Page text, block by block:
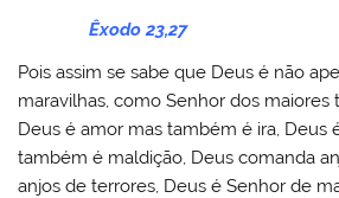
Êxodo 23,27
Pois assim se sabe que Deus é não
maravilhas, como Senhor dos maiores
Deus é amor mas também é ira, Deus
também é maldição, Deus comanda
anjos de terrores, Deus é Senhor de